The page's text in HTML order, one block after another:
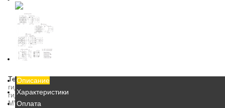
Теги:
гидромотор
гидромотор планетарный
MV 630C
Описание
Характеристики
Оплата